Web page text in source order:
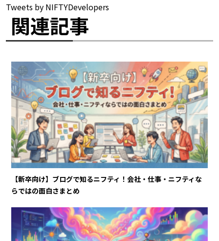
Tweets by NIFTYDevelopers
関連記事
【新卒向け】ブログで知るニフティ！会社・仕事・ニフティな
らではの面白さまとめ